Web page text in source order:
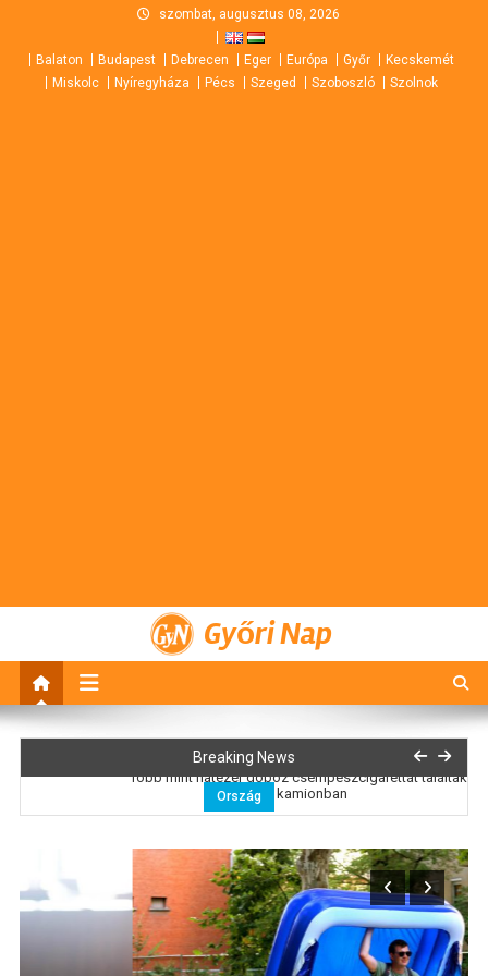
content
szombat, augusztus 08, 2026
Balaton Budapest Debrecen Eger Európa Győr
Kecskemét
Miskolc
Nyíregyháza Pécs Szeged Szoboszló Szolnok
Győri Nap
Breaking News
Több mint hatezer doboz csempészcigarettát találtak
egy kamionban
Ország
Kormány: 629 településen van vízkorlátozás
Gazdaság
Olcsóbb lett a villanyautók és a hibridek kötelező
biztosítása
Ország